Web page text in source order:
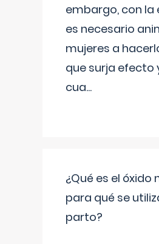
embargo, con la
es necesario
mujeres a
que surja efecto
cua...
¿Qué es el óxido
para qué se
parto?